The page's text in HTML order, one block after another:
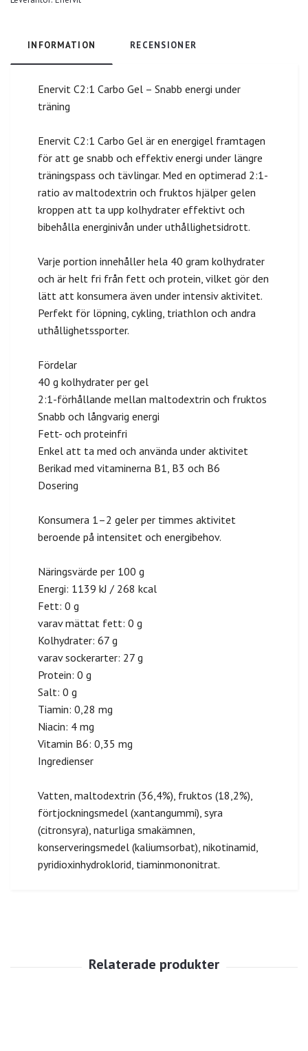
INFORMATION RECENSIONER
Enervit C2:1 Carbo Gel – Snabb energi under
träning
Enervit C2:1 Carbo Gel är en energigel framtagen
för att ge snabb och effektiv energi under längre
träningspass och tävlingar. Med en optimerad 2:1-
ratio av maltodextrin och fruktos hjälper gelen
kroppen att ta upp kolhydrater effektivt och
bibehålla energinivån under uthållighetsidrott.
Varje portion innehåller hela 40 gram kolhydrater
och är helt fri från fett och protein, vilket gör den
lätt att konsumera även under intensiv aktivitet.
Perfekt för löpning, cykling, triathlon och andra
uthållighetssporter.
Fördelar
40 g kolhydrater per gel
2:1-förhållande mellan maltodextrin och fruktos
Snabb och långvarig energi
Fett- och proteinfri
Enkel att ta med och använda under aktivitet
Berikad med vitaminerna B1, B3 och B6
Dosering
Konsumera 1–2 geler per timmes aktivitet
beroende på intensitet och energibehov.
Näringsvärde per 100 g
Energi: 1139 kJ / 268 kcal
Fett: 0 g
varav mättat fett: 0 g
Kolhydrater: 67 g
varav sockerarter: 27 g
Protein: 0 g
Salt: 0 g
Tiamin: 0,28 mg
Niacin: 4 mg
Vitamin B6: 0,35 mg
Ingredienser
Vatten, maltodextrin (36,4%), fruktos (18,2%),
förtjockningsmedel (xantangummi), syra
(citronsyra), naturliga smakämnen,
konserveringsmedel (kaliumsorbat), nikotinamid,
pyridioxinhydroklorid, tiaminmononitrat.